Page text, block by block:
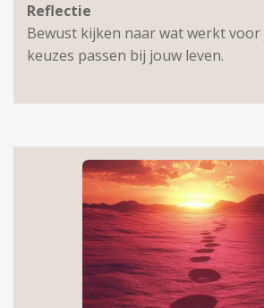
Reflectie
Bewust kijken naar wat werkt voor
keuzes passen bij jouw leven.